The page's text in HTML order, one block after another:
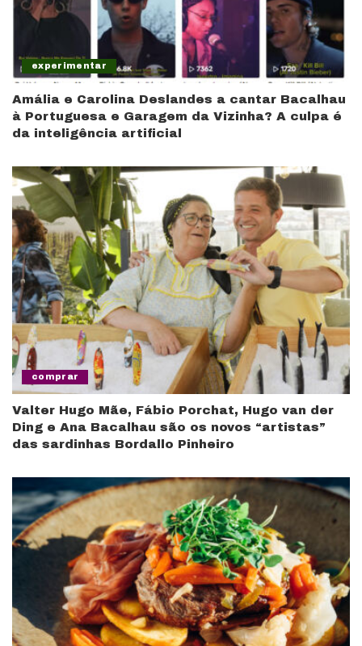
experimentar
Amália e Carolina Deslandes a cantar Bacalhau
à Portuguesa e Garagem da Vizinha? A culpa é
da inteligência artificial
comprar
Valter Hugo Mãe, Fábio Porchat, Hugo van der
Ding e Ana Bacalhau são os novos “artistas”
das sardinhas Bordallo Pinheiro